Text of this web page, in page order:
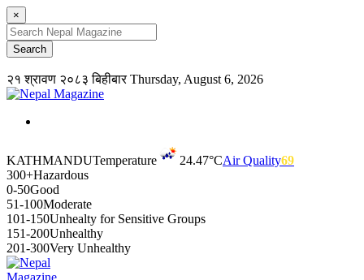
×
२१ श्रावण २०८३ बिहीबारThursday, August 6, 2026
KATHMANDUTemperature 24.47°CAir Quality69
300+Hazardous
0-50Good
51-100Moderate
101-150Unhealty for Sensitive Groups
151-200Unhealthy
201-300Very Unhealthy